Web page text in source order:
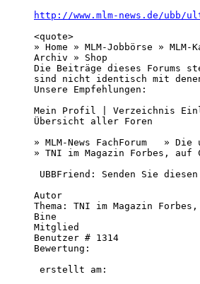
http://www.mlm-news.de/ubb/
<quote>
» Home » MLM-Jobbörse »
Archiv » Shop
Die Beiträge dieses Forums
sind nicht identisch mit
Unsere Empfehlungen:
Mein Profil | Verzeichnis
Übersicht aller Foren
» MLM-News FachForum   »
» TNI im Magazin Forbes, auf
UBBFriend: Senden Sie
Autor
Thema: TNI im Magazin
Bine
Mitglied
Benutzer # 1314
Bewertung:
erstellt am: